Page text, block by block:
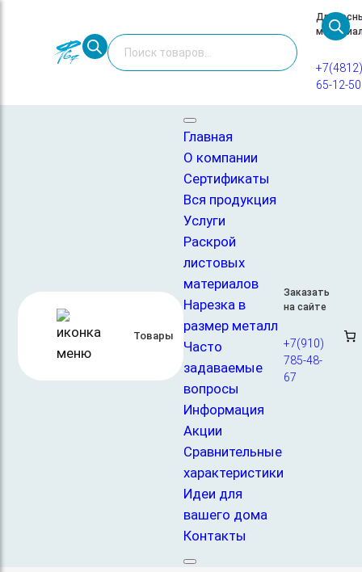
содержимому
Поиск
товаров
+7(4812)
65-12-50
Товары
Главная
О компании
Сертификаты
Вся продукция
Услуги
Раскрой
листовых
материалов
Нарезка в
размер металл
Часто
задаваемые
вопросы
Информация
Акции
Сравнительные
характеристики
Идеи для
вашего дома
Контакты
Заказать
на сайте
+7(910)
785-48-
67
Труба круглая (ВГП)
OSB
ДВП МДФ ХДФ ДСП Кровельные материалы